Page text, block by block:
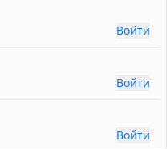
Войти
Войти
Войти